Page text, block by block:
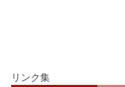
リンク集